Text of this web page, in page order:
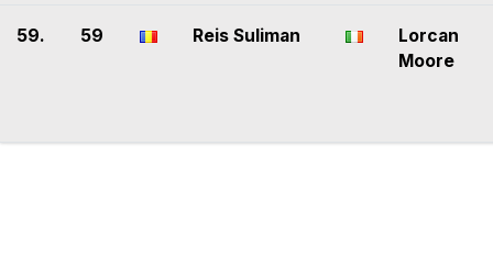
59. 59 Reis Suliman
Lorcan
Moore